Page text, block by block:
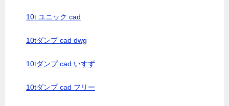
10t ユニック cad
10tダンプ cad dwg
10tダンプ cad いすず
10tダンプ cad フリー